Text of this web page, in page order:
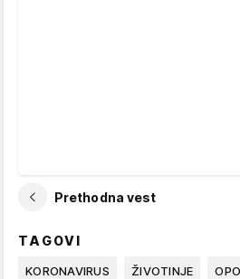
Prethodna vest
TAGOVI
KORONAVIRUS ŽIVOTINJE